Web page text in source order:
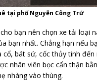
tại phố Nguyễn Công Trứ
bạn nên chọn xe tải loại
bạn nhất. Chẳng hạn nếu
cổ, bát sứ, cốc thủy tinh
nhân viên bọc cẩn thận
nhàng vào thùng.